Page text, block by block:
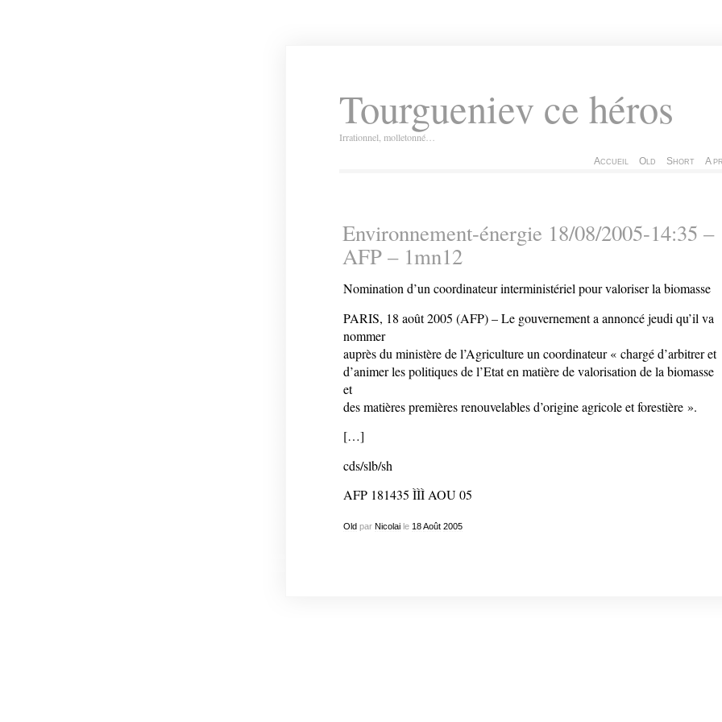
Tourgueniev ce héros
Irrationnel, molletonné…
Accueil Old Short A
Environnement-énergie 18/08/2005-14:35 –
AFP – 1mn12
Nomination d’un coordinateur interministériel pour valoriser la biomasse
PARIS, 18 août 2005 (AFP) – Le gouvernement a annoncé jeudi qu’il va
nommer
auprès du ministère de l’Agriculture un coordinateur « chargé d’arbitrer et
d’animer les politiques de l’Etat en matière de valorisation de la biomasse
et
des matières premières renouvelables d’origine agricole et forestière ».
[…]
cds/slb/sh
AFP 181435 ÌÌÌ AOU 05
Old par Nicolaile 18 Août 2005